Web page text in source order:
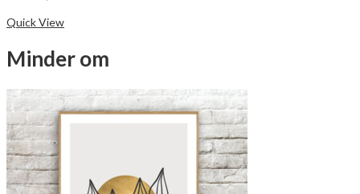
varianter.
kan
vælges
på
Quick View
Minder om